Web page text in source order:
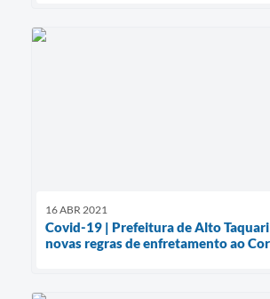
16 ABR 2021
Covid-19 | Prefeitura de Alto
novas regras de enfretamento ao